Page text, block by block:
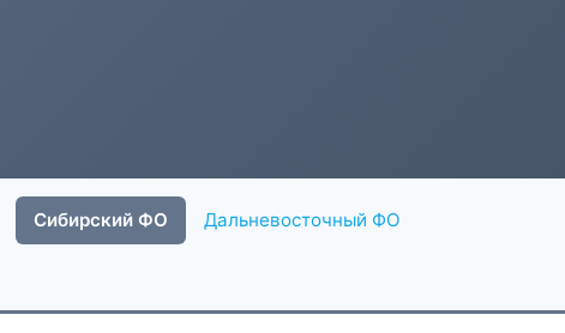
Сибирский ФО Дальневосточный ФО